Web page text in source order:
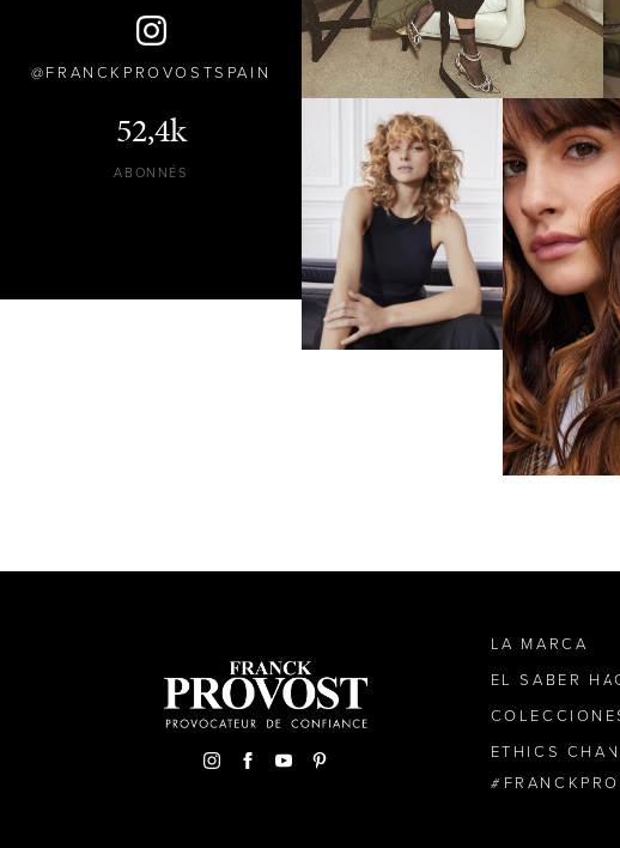
FRANCKPROVOSTSPAIN
52,4k
ABONNÉS
LA MARCA
EL SABER
ETHICS